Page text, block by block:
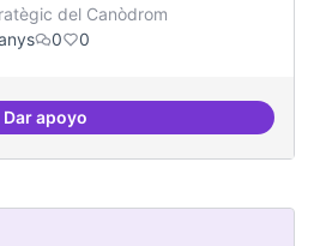
del Canòdrom
0 0
Dar apoyoCultura digital i tradicional